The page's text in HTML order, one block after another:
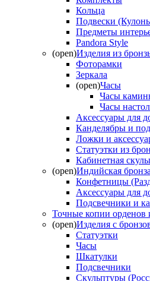
Кольца
Подвески
Предметы
Pandora Style
(open)Изделия из
Фоторамки
Зеркала
(open)Часы
Часы
Часы
Аксессуары для
Канделябры и
Ложки и
Статуэтки из
Кабинетная
(open)Индийская
Конфетницы
Аксессуары для
Подсвечники и
Точные копии орденов
(open)Изделия с
Статуэтки
Часы
Шкатулки
Подсвечники
Скульптуры